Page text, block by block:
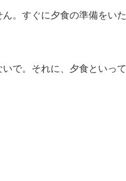
。すぐに夕食の準備をいた
で。それに、夕食といって